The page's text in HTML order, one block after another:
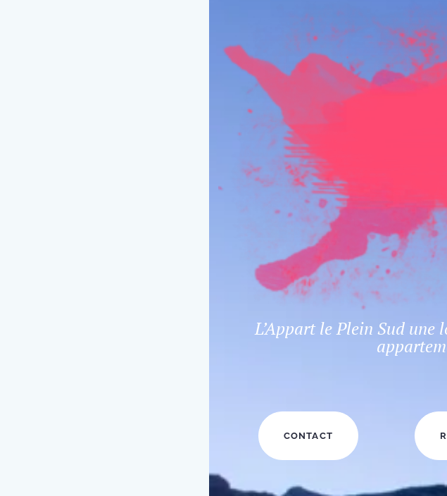
L’Appart le Plein Sud
CONTACT